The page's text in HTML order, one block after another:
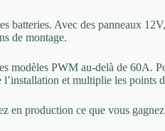
batteries. Avec des panneaux
de montage.
modèles PWM au-delà de 60A.
et multiplie les points
en production ce que vous gagnez